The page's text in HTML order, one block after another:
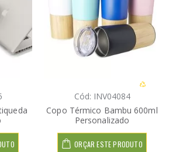
Cód: INV04084
Copo Térmico Bambu 600ml
Personalizado
ORÇAR ESTE PRODUTO